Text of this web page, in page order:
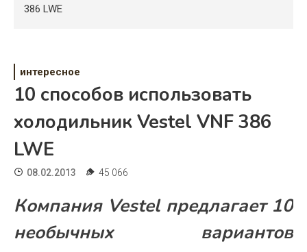
Психология
Дом
Жизнь
Хобби
Красота
Недвижимость
386 LWE
интересное
10 способов использовать
холодильник Vestel VNF 386
LWE
08.02.2013 45 066
Компания Vestel предлагает 10
необычных вариантов